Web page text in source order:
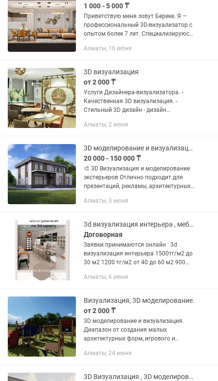
1 000 - 5 000 ₸
Приветствую меня зовут Береке. Я —
профессиональный 3D-визуализатор с
опытом более 7 лет. Специализируюсь
изображений интерьеров и
качественные...
Алматы, 16 июня
3D визуализация
от 2 000 ₸
Услуги Дизайнера-визуализатора. -
Качественная 3D визуализация. -
Стильный 3D дизайн - дизайн
план помещений - Обмер помещений,
Алматы, 2 июня
3D моделирование и визуализация зданий, домов, жилых комплексов
20 000 - 150 000 ₸
🎨 3D Визуализация и моделирование
экстерьеров Отлично подходит для
презентаций, рекламы, архитектурных
зданий, домов, жилых комплексов.
Алматы, 3 июня
3d визуализация интерьера , мебели и текстиля, бутиков помещений Планировка
Договорная
Заявки принимаются онлайн : 3d
визуализация интерьера 1500тг/м2 до
30 м2 1200 тг/м2 от 40 до 60 м2 900
видео панорама, 2d план с размерами)
Алматы, 6 июня
Визуализация, 3D моделирование.
от 2 000 ₸
3D моделирование и визуализация.
Диапазон от создания малых
архитектурных форм, игрового и
интерьера. Стремлюсь к точности в
клиентам...
Алматы, 24 июня
3D Визуализация , 3D моделирование